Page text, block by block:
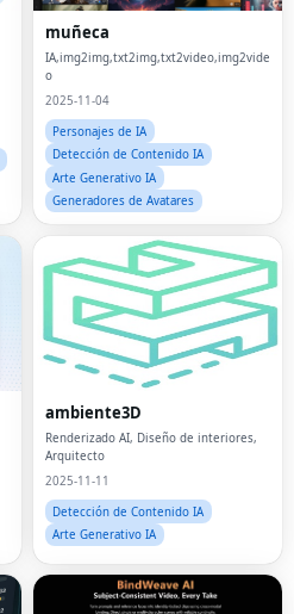
muñeca
IA,img2img,txt2img,txt2video,img2vide
o
2025-11-04
Personajes de IA
Detección de Contenido IA
Arte Generativo IA
Generadores de Avatares
ambiente3D
Renderizado AI, Diseño de interiores,
Arquitecto
2025-11-11
Detección de Contenido IA
Arte Generativo IA